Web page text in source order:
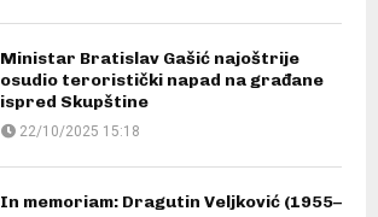
Ministar Bratislav Gašić najoštrije
osudio teroristički napad na građane
ispred Skupštine
22/10/2025 15:18
In memoriam: Dragutin Veljković (1955–